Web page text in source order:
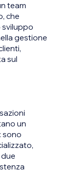
team
che
sviluppo
gestione
sul
un
sono